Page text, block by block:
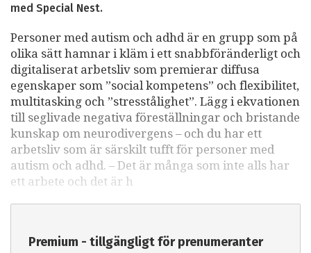
med Special Nest.
Personer med autism och adhd är en grupp som på
olika sätt hamnar i kläm i ett snabbföränderligt och
digitaliserat arbetsliv som premierar diffusa
egenskaper som ”social kompetens” och flexibilitet,
multitasking och ”stresstålighet”. Lägg i ekvationen
till seglivade negativa föreställningar och bristande
kunskap om neurodivergens – och du har ett
arbetsliv som är särskilt tufft för personer med
autism och adhd. – Det är många som inte alls har
ett arbete och det är h
Premium - tillgängligt för prenumeranter